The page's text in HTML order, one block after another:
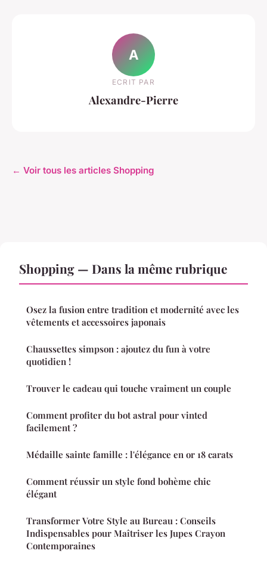
A
ECRIT PAR
Alexandre-Pierre
← Voir tous les articles Shopping
Shopping — Dans la même rubrique
Osez la fusion entre tradition et modernité avec les
vêtements et accessoires japonais
Chaussettes simpson : ajoutez du fun à votre
quotidien !
Trouver le cadeau qui touche vraiment un couple
Comment profiter du bot astral pour vinted
facilement ?
Médaille sainte famille : l'élégance en or 18 carats
Comment réussir un style fond bohème chic
élégant
Transformer Votre Style au Bureau : Conseils
Indispensables pour Maîtriser les Jupes Crayon
Contemporaines